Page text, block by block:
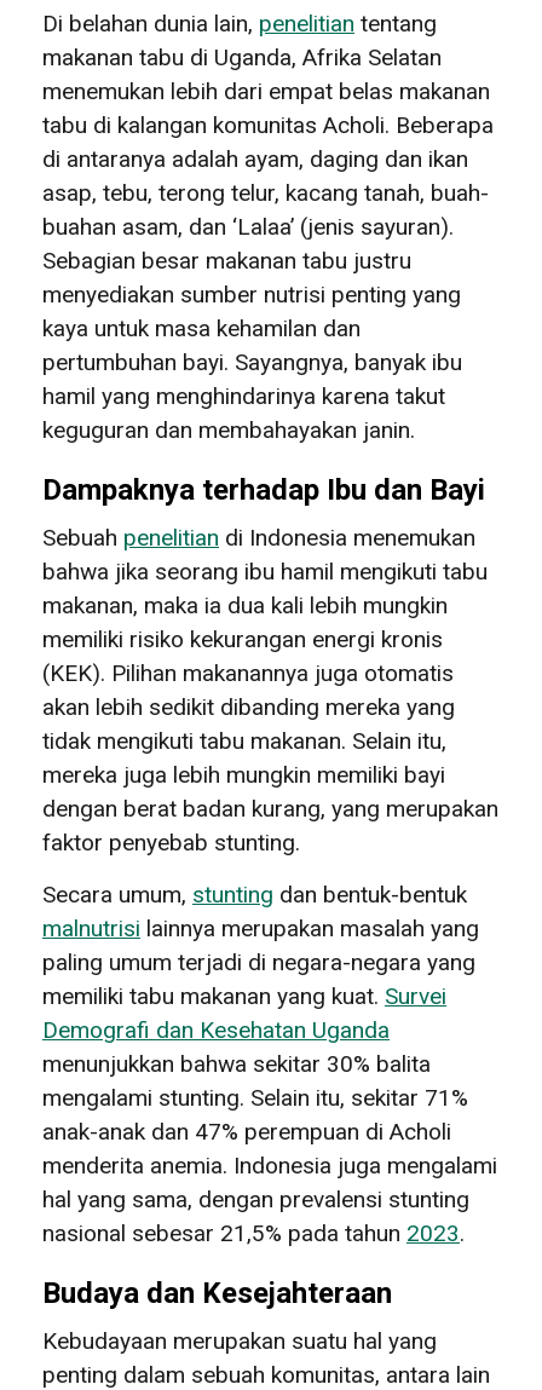
Di belahan dunia lain, penelitian tentang
makanan tabu di Uganda, Afrika Selatan
menemukan lebih dari empat belas makanan
tabu di kalangan komunitas Acholi. Beberapa
di antaranya adalah ayam, daging dan ikan
asap, tebu, terong telur, kacang tanah, buah-
buahan asam, dan ‘Lalaa’ (jenis sayuran).
Sebagian besar makanan tabu justru
menyediakan sumber nutrisi penting yang
kaya untuk masa kehamilan dan
pertumbuhan bayi. Sayangnya, banyak ibu
hamil yang menghindarinya karena takut
keguguran dan membahayakan janin.
Dampaknya terhadap Ibu dan Bayi
Sebuah penelitian di Indonesia menemukan
bahwa jika seorang ibu hamil mengikuti tabu
makanan, maka ia dua kali lebih mungkin
memiliki risiko kekurangan energi kronis
(KEK). Pilihan makanannya juga otomatis
akan lebih sedikit dibanding mereka yang
tidak mengikuti tabu makanan. Selain itu,
mereka juga lebih mungkin memiliki bayi
dengan berat badan kurang, yang merupakan
faktor penyebab stunting.
Secara umum, stunting dan bentuk-bentuk
malnutrisi lainnya merupakan masalah yang
paling umum terjadi di negara-negara yang
memiliki tabu makanan yang kuat. Survei
Demografi dan Kesehatan Uganda
menunjukkan bahwa sekitar 30% balita
mengalami stunting. Selain itu, sekitar 71%
anak-anak dan 47% perempuan di Acholi
menderita anemia. Indonesia juga mengalami
hal yang sama, dengan prevalensi stunting
nasional sebesar 21,5% pada tahun 2023.
Budaya dan Kesejahteraan
Kebudayaan merupakan suatu hal yang
penting dalam sebuah komunitas, antara lain